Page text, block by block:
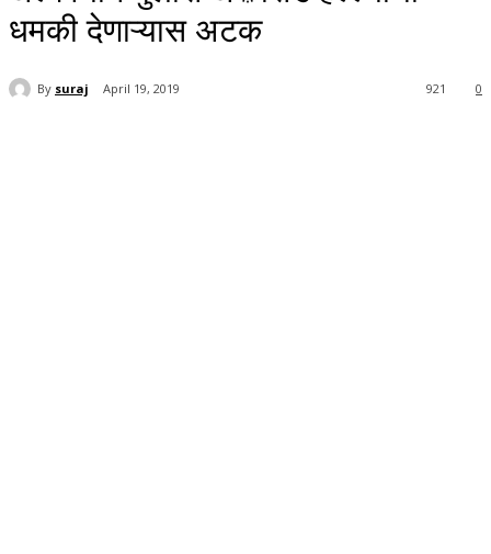
धमकी देणाऱ्यास अटक
By suraj April 19, 2019 0
921